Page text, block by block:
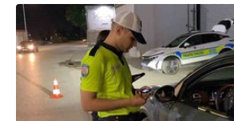
04.08.2026